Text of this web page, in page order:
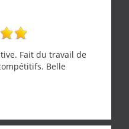
Fait du travail de
Belle